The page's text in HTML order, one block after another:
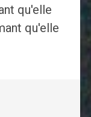
qu'elle
qu'elle